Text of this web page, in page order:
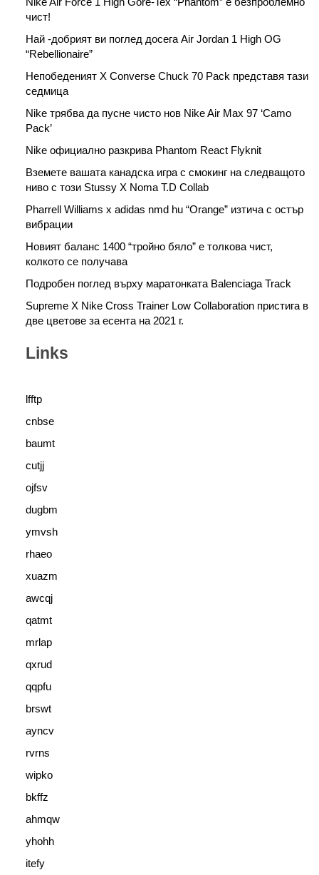
чист!
Най -добрият ви поглед досега Air Jordan 1 High OG
“Rebellionaire”
Непобеденият X Converse Chuck 70 Pack представя тази
седмица
Nike трябва да пусне чисто нов Nike Air Max 97 ‘Camo
Pack’
Nike официално разкрива Phantom React Flyknit
Вземете вашата канадска игра с смокинг на следващото
ниво с този Stussy X Noma T.D Collab
Pharrell Williams x adidas nmd hu “Orange” изтича с остър
вибрации
Новият баланс 1400 “тройно бяло” е толкова чист,
колкото се получава
Подробен поглед върху маратонката Balenciaga Track
Supreme X Nike Cross Trainer Low Collaboration пристига в
две цветове за есента на 2021 г.
Links
lfftp
cnbse
baumt
cutjj
ojfsv
dugbm
ymvsh
rhaeo
xuazm
awcqj
qatmt
mrlap
qxrud
qqpfu
brswt
ayncv
rvrns
wipko
bkffz
ahmqw
yhohh
itefy